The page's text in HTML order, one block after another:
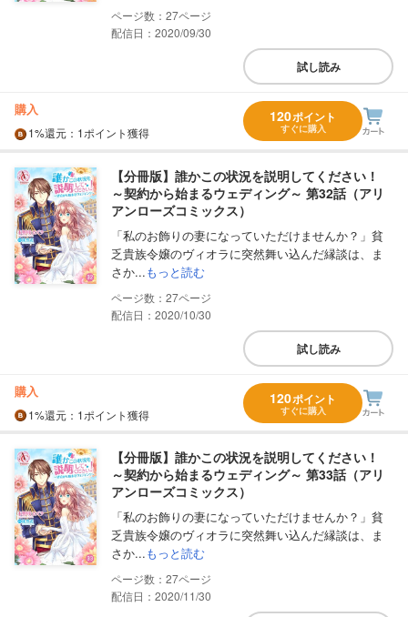
27
配信日：2020/09/30
試し読み
購入
1%還元 ：1ポイント獲得
120ポイント
すぐに購入
【分冊版】誰かこの状況を説明してください！
～契約から始まるウェディング～ 第32話（アリ
アンローズコミックス）
「私のお飾りの妻になっていただけませんか？」貧
乏貴族令嬢のヴィオラに突然舞い込んだ縁談は、ま
さか...もっと読む
27
配信日：2020/10/30
試し読み
購入
1%還元 ：1ポイント獲得
120ポイント
すぐに購入
【分冊版】誰かこの状況を説明してください！
～契約から始まるウェディング～ 第33話（アリ
アンローズコミックス）
「私のお飾りの妻になっていただけませんか？」貧
乏貴族令嬢のヴィオラに突然舞い込んだ縁談は、ま
さか...もっと読む
27
配信日：2020/11/30